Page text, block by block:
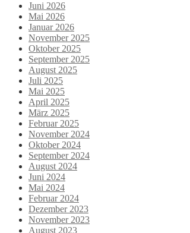
Juni 2026
Mai 2026
Januar 2026
November 2025
Oktober 2025
September 2025
August 2025
Juli 2025
Mai 2025
April 2025
März 2025
Februar 2025
November 2024
Oktober 2024
September 2024
August 2024
Juni 2024
Mai 2024
Februar 2024
Dezember 2023
November 2023
August 2023